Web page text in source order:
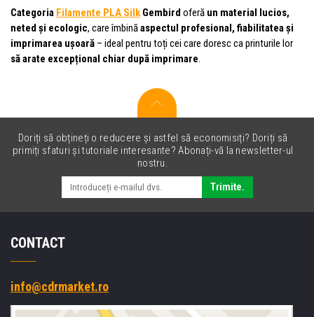
Categoria Filamente PLA SilkGembird oferă un material lucios,
neted și ecologic, care îmbinăaspectul profesional, fiabilitatea și
imprimarea ușoară – ideal pentru toți cei care doresc ca printurile lor
să arate excepțional chiar după imprimare.
Doriți să obțineți o reducere și astfel să economisiți? Doriți să
primiți sfaturi și tutoriale interesante? Abonați-vă la newsletter-ul
nostru.
Trimite.
CONTACT
info@cdrmarket.ro